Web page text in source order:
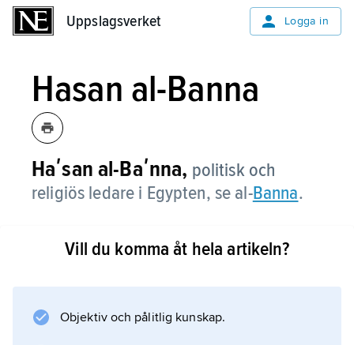
Uppslagsverket Logga in
Hasan al-Banna
Haʹsan al-Baʹnna, politisk och
religiös ledare i Egypten, se al-Banna.
Vill du komma åt hela artikeln?
Objektiv och pålitlig kunskap.